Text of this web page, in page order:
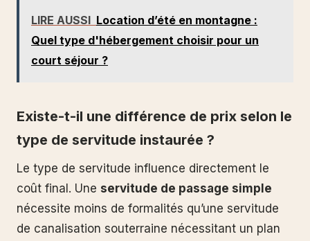
LIRE AUSSI Location d’été en montagne :
Quel type d'hébergement choisir pour un
court séjour ?
Existe-t-il une différence de prix selon le
type de servitude instaurée ?
Le type de servitude influence directement le
coût final. Une servitude de passage simple
nécessite moins de formalités qu’une servitude
de canalisation souterraine nécessitant un plan